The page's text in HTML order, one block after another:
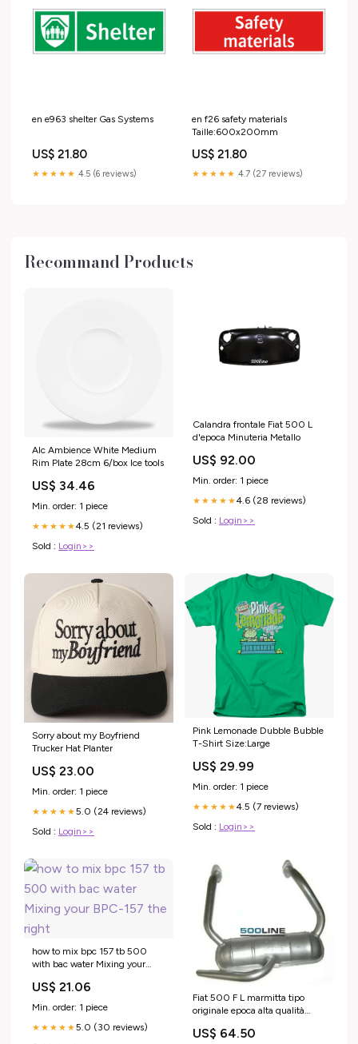
en e963 shelter Gas Systems
US$ 21.80
★★★★★ 4.5 (6 reviews)
en f26 safety materials
Taille:600x200mm
US$ 21.80
★★★★★ 4.7 (27 reviews)
Recommand Products
Alc Ambience White Medium
Rim Plate 28cm 6/box Ice tools
US$ 34.46
Min. order: 1 piece
★★★★★4.5 (21 reviews)
Sold : Login>>
Calandra frontale Fiat 500 L
d'epoca Minuteria Metallo
US$ 92.00
Min. order: 1 piece
★★★★★4.6 (28 reviews)
Sold : Login>>
Sorry about my Boyfriend
Trucker Hat Planter
US$ 23.00
Min. order: 1 piece
★★★★★5.0 (24 reviews)
Sold : Login>>
Pink Lemonade Dubble Bubble
T-Shirt Size:Large
US$ 29.99
Min. order: 1 piece
★★★★★4.5 (7 reviews)
Sold : Login>>
how to mix bpc 157 tb 500
with bac water Mixing your
US$ 21.06
Min. order: 1 piece
★★★★★5.0 (30 reviews)
Fiat 500 F L marmitta tipo
originale epoca alta qualità
raro
US$ 64.50